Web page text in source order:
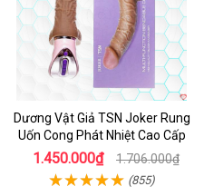
Dương Vật Giả TSN Joker Rung
Uốn Cong Phát Nhiệt Cao Cấp
1.450.000₫ 1.706.000₫
(855)